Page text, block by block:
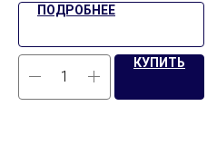
спецификацией Caterpillar TO-4, а
ПОДРОБНЕЕ
КУПИТЬ